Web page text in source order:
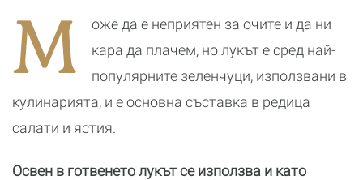
М
оже да е неприятен за очите и да ни
кара да плачем, но лукът е сред най-
популярните зеленчуци, използвани в
кулинарията, и е основна съставка в редица
салати и ястия.
Освен в готвенето лукът се използва и като